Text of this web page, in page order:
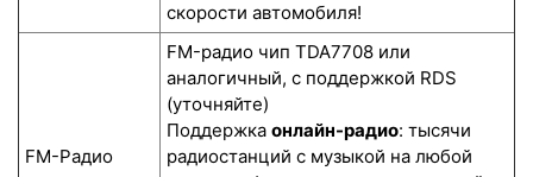
скорости автомобиля!
FM-Радио
FM-радио чип TDA7708 или
аналогичный, с поддержкой RDS
(уточняйте)
Поддержка онлайн-радио: тысячи
радиостанций с музыкой на любой